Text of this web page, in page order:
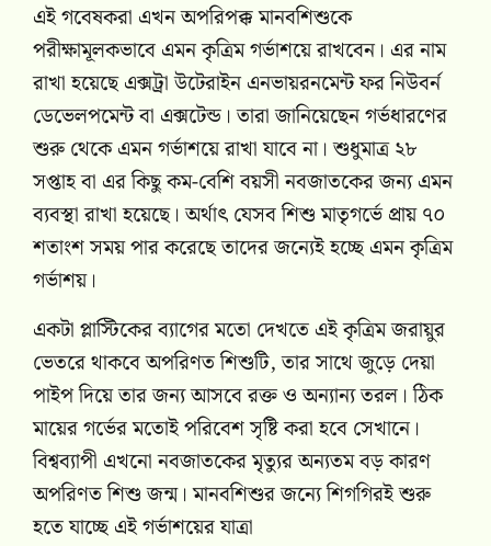
এই গবেষকরা এখন অপরিপক্ক মানবশিশুকে
পরীক্ষামূলকভাবে এমন কৃত্রিম গর্ভাশয়ে রাখবেন। এর নাম
রাখা হয়েছে এক্সট্রা উটেরাইন এনভায়রনমেন্ট ফর নিউবর্ন
ডেভেলপমেন্ট বা এক্সটেন্ড। তারা জানিয়েছেন গর্ভধারণের
শুরু থেকে এমন গর্ভাশয়ে রাখা যাবে না। শুধুমাত্র ২৮
সপ্তাহ বা এর কিছু কম-বেশি বয়সী নবজাতকের জন্য এমন
ব্যবস্থা রাখা হয়েছে। অর্থাৎ যেসব শিশু মাতৃগর্ভে প্রায় ৭০
শতাংশ সময় পার করেছে তাদের জন্যেই হচ্ছে এমন কৃত্রিম
গর্ভাশয়।
একটা প্লাস্টিকের ব্যাগের মতো দেখতে এই কৃত্রিম জরায়ুর
ভেতরে থাকবে অপরিণত শিশুটি, তার সাথে জুড়ে দেয়া
পাইপ দিয়ে তার জন্য আসবে রক্ত ও অন্যান্য তরল। ঠিক
মায়ের গর্ভের মতোই পরিবেশ সৃষ্টি করা হবে সেখানে।
বিশ্বব্যাপী এখনো নবজাতকের মৃত্যুর অন্যতম বড় কারণ
অপরিণত শিশু জন্ম। মানবশিশুর জন্যে শিগগিরই শুরু
হতে যাচ্ছে এই গর্ভাশয়ের যাত্রা